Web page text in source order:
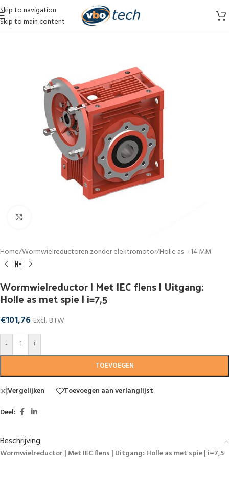
Skip to navigation
Skip to main content
Home/Wormwielreductoren zonder elektromotor/Holle as – 14 MM
Wormwielreductor | Met IEC flens | Uitgang:
Holle as met spie | i=7,5
€101,76 Excl. BTW
-
+
TOEVOEGEN
Vergelijken
Toevoegen aan verlanglijst
Deel:
Beschrijving
Wormwielreductor | Met IEC flens | Uitgang: Holle as met spie | i=7,5